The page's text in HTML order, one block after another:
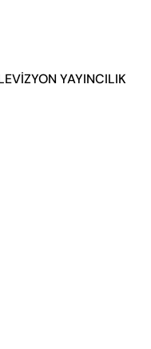
YAYINCILIK